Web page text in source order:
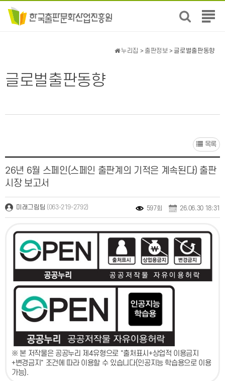
전
뉴
글로벌출판동향
누리집 > 출판정보 > 글로벌출판동향
목록
26년 6월 스페인(스페인 출판계의 기적은 계속된다) 출판
시장 보고서
미래그림팀 (063-219-2792) 597회 26.06.30 18:31
※ 본 저작물은 공공누리 제4유형으로 "출처표시+상업적 이용금지
+변경금지" 조건에 따라 이용할 수 있습니다(인공지능 학습용으로 이용
가능).